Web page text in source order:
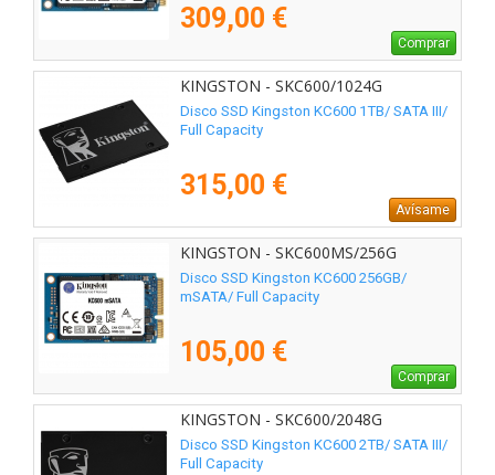
309,00 €
Comprar
KINGSTON - SKC600/1024G
Disco SSD Kingston KC600 1TB/ SATA III/
Full Capacity
315,00 €
Avísame
KINGSTON - SKC600MS/256G
Disco SSD Kingston KC600 256GB/
mSATA/ Full Capacity
105,00 €
Comprar
KINGSTON - SKC600/2048G
Disco SSD Kingston KC600 2TB/ SATA III/
Full Capacity